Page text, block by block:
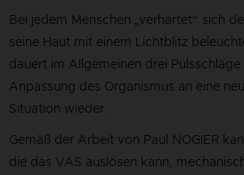
Bei jedem Menschen „verhärtet“ sich
seine Haut mit einem Lichtblitz
dauert im Allgemeinen drei
Anpassung des Organismus an eine
Situation wieder.
Gemäß der Arbeit von Paul NOGIER
die das VAS auslösen kann,